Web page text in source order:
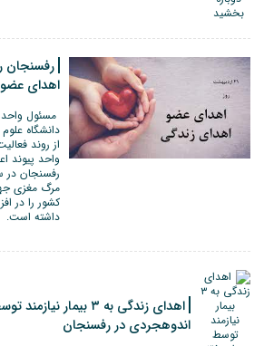
رفسنجان
اهدای
مسئول واحد
دانشگاه
از روند
واحد پیوند
مرگ مغزی
کشور را در
داشته است.
اندوهجردی در رفسنجان